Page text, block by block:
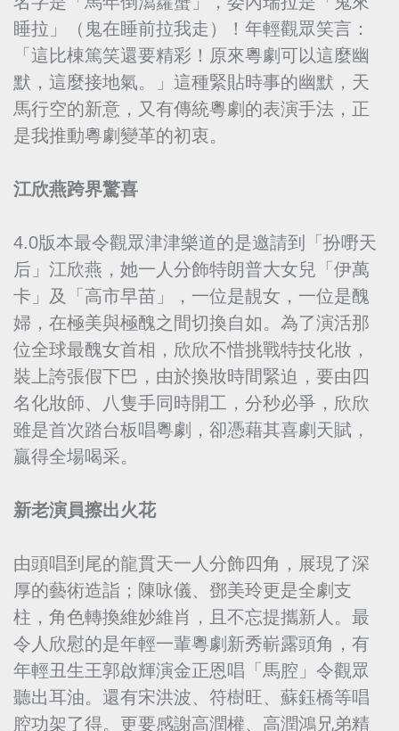
睡拉」（鬼在睡前拉我走）！年輕觀眾笑言：
「這比棟篤笑還要精彩！原來粵劇可以這麼幽
默，這麼接地氣。」這種緊貼時事的幽默，天
馬行空的新意，又有傳統粵劇的表演手法，正
是我推動粵劇變革的初衷。
江欣燕跨界驚喜
4.0版本最令觀眾津津樂道的是邀請到「扮嘢天
后」江欣燕，她一人分飾特朗普大女兒「伊萬
卡」及「高市早苗」，一位是靚女，一位是醜
婦，在極美與極醜之間切換自如。為了演活那
位全球最醜女首相，欣欣不惜挑戰特技化妝，
裝上誇張假下巴，由於換妝時間緊迫，要由四
名化妝師、八隻手同時開工，分秒必爭，欣欣
雖是首次踏台板唱粵劇，卻憑藉其喜劇天賦，
贏得全場喝采。
新老演員擦出火花
由頭唱到尾的龍貫天一人分飾四角，展現了深
厚的藝術造詣；陳咏儀、鄧美玲更是全劇支
柱，角色轉換維妙維肖，且不忘提攜新人。最
令人欣慰的是年輕一輩粵劇新秀嶄露頭角，有
年輕丑生王郭啟輝演金正恩唱「馬腔」令觀眾
聽出耳油。還有宋洪波、符樹旺、蘇鈺橋等唱
腔功架了得。更要感謝高潤權、高潤鴻兄弟精